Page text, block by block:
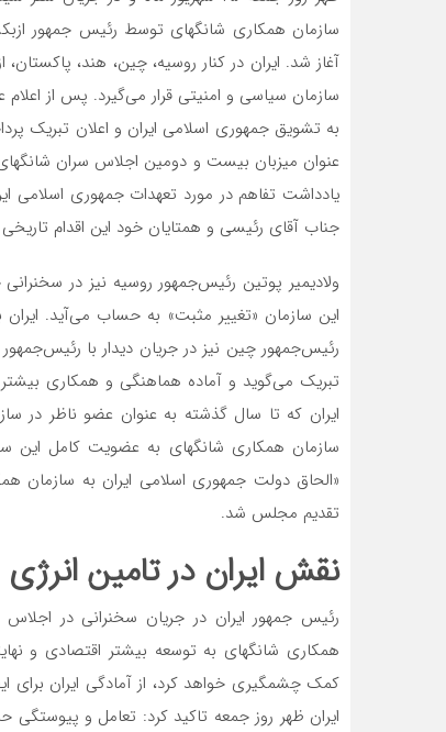
آغاز شد. ایران در کنار روسیه، چین، هند،
سازمان سیاسی و امنیتی قرار می‌گیرد. پس از
به تشویق جمهوری اسلامی ایران و اعلان تبریک
عنوان میزبان بیست و دومین اجلاس سران
یادداشت تفاهم در مورد تعهدات جمهوری اسلامی
جناب آقای رئیسی و همتایان خود این اقدام
ولادیمیر پوتین رئیس‌‌‌جمهور روسیه نیز در
این سازمان «تغییر مثبت» به حساب می‌‌‌آید.
رئیس‌‌‌جمهور چین نیز در جریان دیدار با
تبریک می‌‌‌گوید و آماده هماهنگی و همکاری
ایران که تا سال گذشته به عنوان عضو ناظر
سازمان همکاری شانگهای به عضویت کامل این
«الحاق دولت جمهوری اسلامی ایران به
تقدیم مجلس شد.
نقش ایران در تامین انرژی
رئیس جمهور ایران در جریان سخنرانی در اجلاس
همکاری شانگهای به توسعه بیشتر اقتصادی و
کمک چشمگیری خواهد کرد، از آمادگی ایران برای
ایران ظهر روز جمعه تاکید کرد: تعامل و